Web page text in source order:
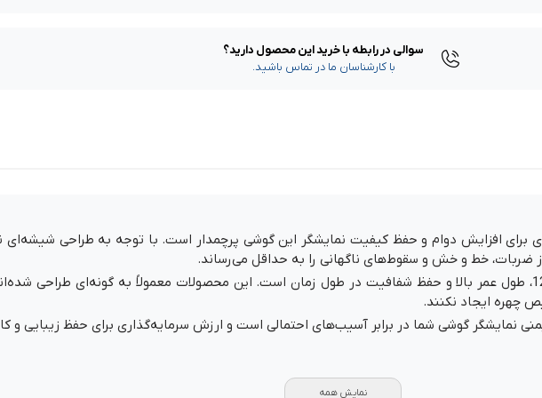
سوالی در رابطه با خرید این محصول دارید؟
با کارشناسان ما در تماس باشید.
افزایش دوام و حفظ کیفیت نمایشگر این گوشی پرچمدار است. با توجه به طراحی شیشه‌ای
ضربات، خط و خش و سقوط‌های ناگهانی را به حداقل می‌رساند.
یکی از ویژگی‌های مهم محافظ صفحه نمایش آیفون 12، طول عمر بالا و حفظ شفافیت در طول زمان است. این محصولات معمولاً به گونه‌ای
چهره ایجاد نکنند.
گوشی شما در برابر آسیب‌های احتمالی است و ارزش سرمایه‌گذاری برای حفظ زیبایی و
نمایش همه